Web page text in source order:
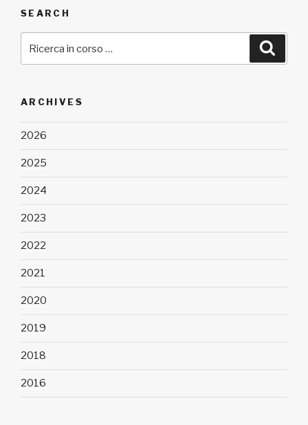
SEARCH
ARCHIVES
2026
2025
2024
2023
2022
2021
2020
2019
2018
2016